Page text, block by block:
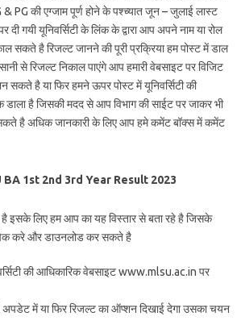
& PG की एग्जाम पूर्ण होने के पश्च्यात जून – जुलाई लास्ट
गयी यूनिवर्सिटी के लिंक के द्वारा आप अपने नाम या रोल
सकते है रिजल्ट जानने की पूरी प्रक्रिया हम पोस्ट में डाल
से रिजल्ट निकाल पाएंगे आप हमारी वेबसाइट पर विजिट
है या फिर हमने ऊपर पोस्ट में यूनिवर्सिटी की
है जिसकी मदद से आप विभाग की साईट पर जाकर भी
है अधिक जानकारी के लिए आप हमे कमेंट बॉक्स में कमेंट
BA 1st 2nd 3rd Year Result 2023
इसके लिए हम आप का यह विस्तार से बता रहे है जिसके
करे और डाउनलोड कर सकते है
की आधिकारिक वेबसाइट www.mlsu.ac.in पर
में या फिर रिजल्ट का ऑप्शन दिखाई देगा उसका चयन